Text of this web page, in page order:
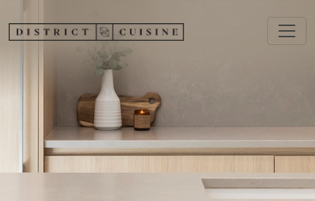
Aller au contenu principal